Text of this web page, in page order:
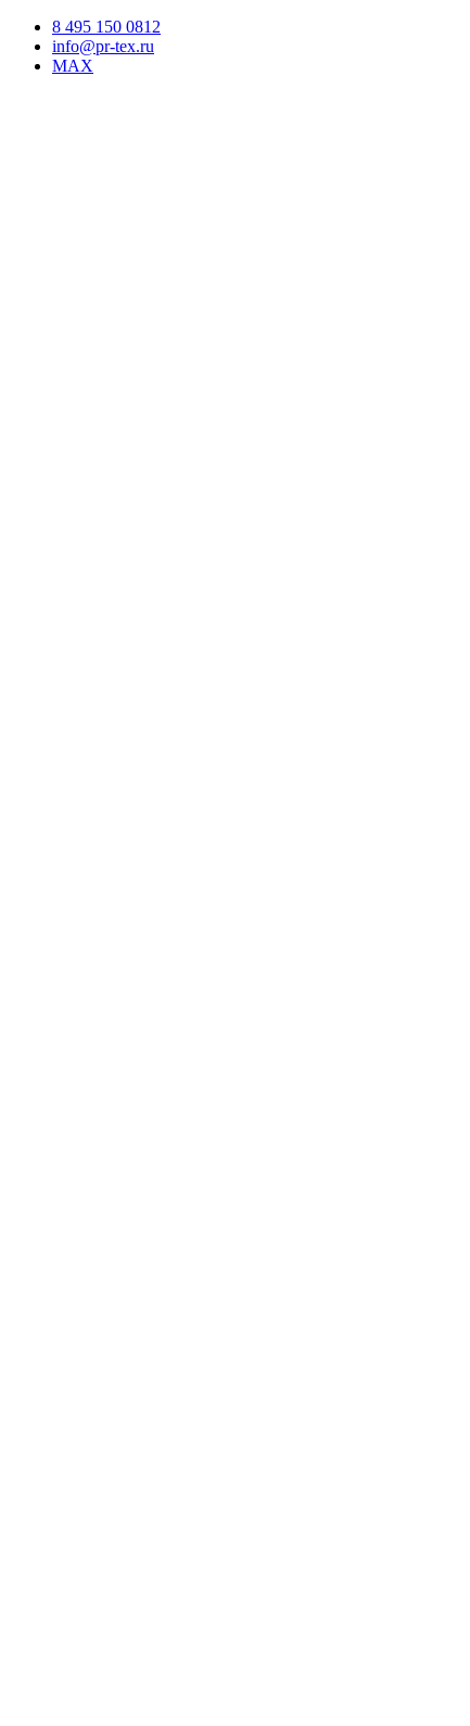
8 495 150 0812
info@pr-tex.ru
MAX